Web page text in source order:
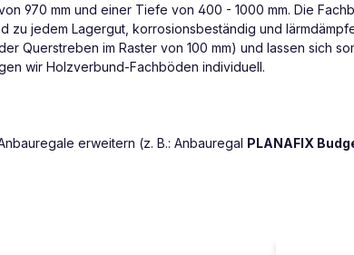
970 mm und einer Tiefe von 400 - 1000 mm. Die
jedem Lagergut, korrosionsbeständig und
Querstreben im Raster von 100 mm) und lassen sich
wir Holzverbund-Fachböden individuell.
erweitern (z. B.: Anbauregal PLANAFIX